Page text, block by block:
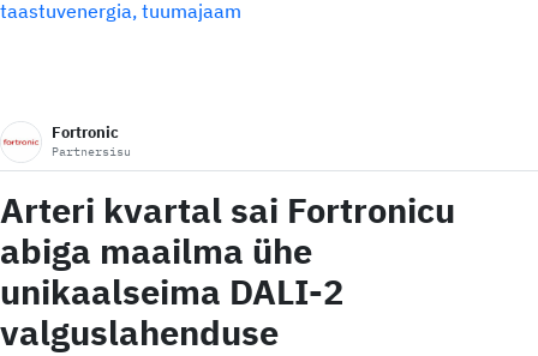
taastuvenergia tuumajaam
Fortronic
Partnersisu
Arteri kvartal sai Fortronicu
abiga maailma ühe
unikaalseima DALI-2
valguslahenduse